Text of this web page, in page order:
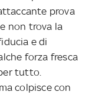
prova
non trova la
e di
forza fresca
tutto.
colpisce con